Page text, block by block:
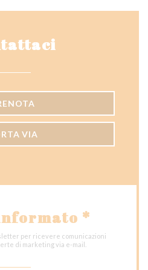
VIA
*
per ricevere comunicazioni
di marketing via e-mail.